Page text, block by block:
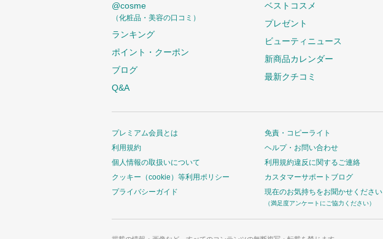
@cosme
（化粧品・美容の口コミ）
ランキング
ポイント・クーポン
ブログ
Q&A
ベストコスメ
プレゼント
ビューティニュース
新商品カレンダー
最新クチコミ
プレミアム会員とは
利用規約
個人情報の取扱いについて
クッキー（cookie）等利用ポリシー
プライバシーガイド
免責・コピーライト
ヘルプ・お問い合わせ
利用規約違反に関するご連絡
カスタマーサポートブログ
現在のお気持ちをお聞かせください
（満足度アンケートにご協力ください）